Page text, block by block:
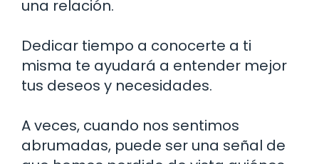
una relación.
Dedicar tiempo a conocerte a ti
misma te ayudará a entender mejor
tus deseos y necesidades.
A veces, cuando nos sentimos
abrumadas, puede ser una señal de